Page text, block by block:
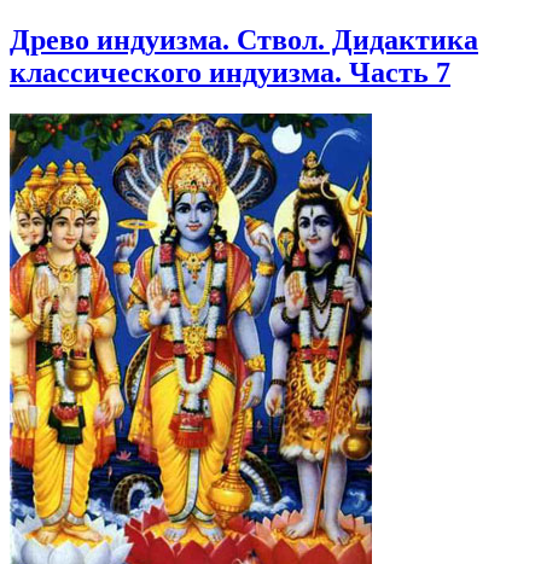
Древо индуизма. Ствол. Дидактика
классического индуизма. Часть 7